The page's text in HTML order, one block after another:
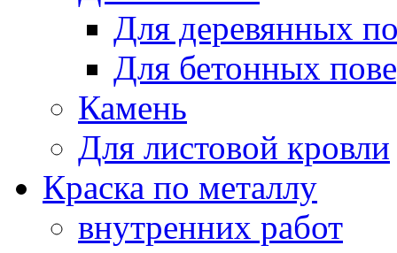
Для деревянных
Для бетонных
Камень
Для листовой кровли
Краска по металлу
внутренних работ